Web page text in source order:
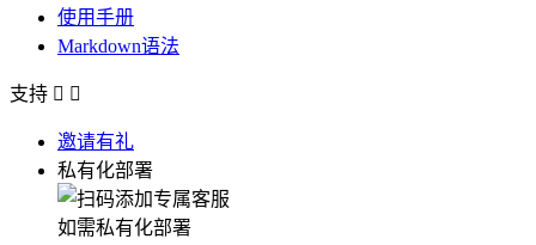
使用手册
Markdown语法
支持  
邀请有礼
私有化部署
如需私有化部署